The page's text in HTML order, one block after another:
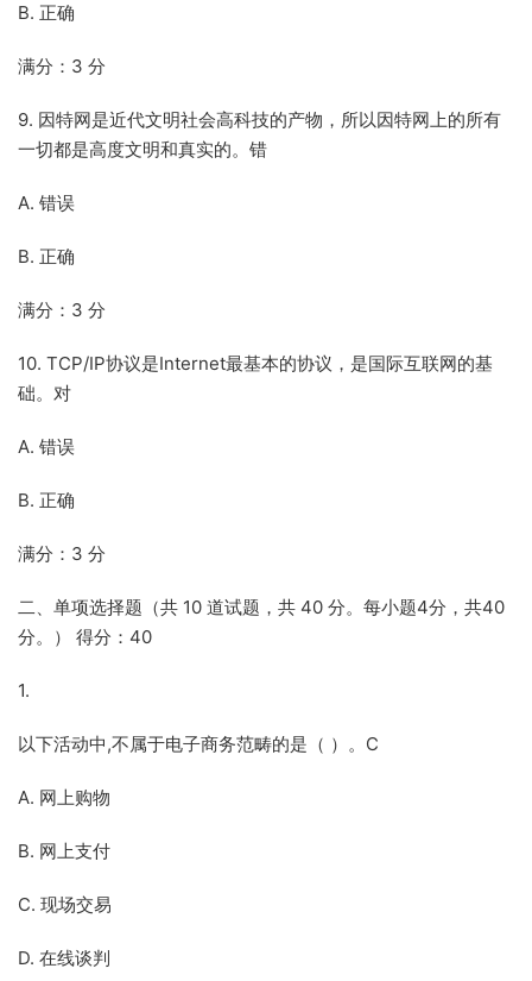
B. 正确
满分：3 分
9. 因特网是近代文明社会高科技的产物，所以因特网上的所有
一切都是高度文明和真实的。错
A. 错误
B. 正确
满分：3 分
10. TCP/IP协议是Internet最基本的协议，是国际互联网的基
础。对
A. 错误
B. 正确
满分：3 分
二、单项选择题（共 10 道试题，共 40 分。每小题4分，共40
分。） 得分：40
1.
以下活动中,不属于电子商务范畴的是（ ）。C
A. 网上购物
B. 网上支付
C. 现场交易
D. 在线谈判